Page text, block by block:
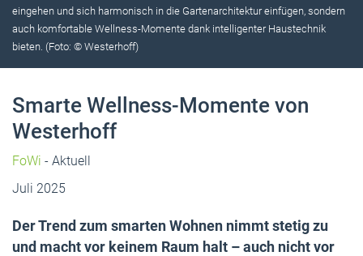
eingehen und sich harmonisch in die Gartenarchitektur einfügen, sondern
auch komfortable Wellness-Momente dank intelligenter Haustechnik
bieten. (Foto: © Westerhoff)
Smarte Wellness-Momente von
Westerhoff
FoWi - Aktuell
Juli 2025
Der Trend zum smarten Wohnen nimmt stetig zu
und macht vor keinem Raum halt – auch nicht vor